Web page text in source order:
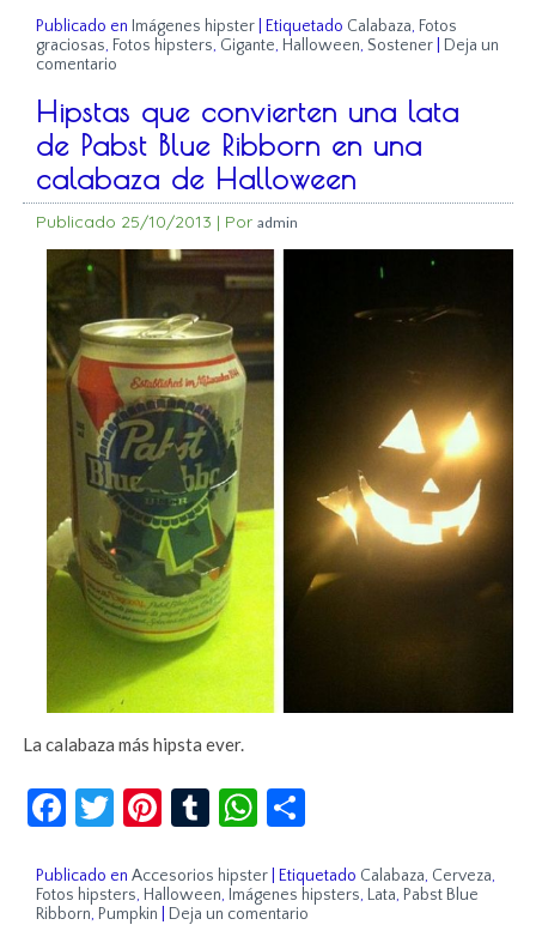
Publicado en Imágenes hipster Etiquetado Calabaza, Fotos
graciosas, Fotos hipsters, Gigante, Halloween, Sostener
Deja un
comentario
Hipstas que convierten una lata
de Pabst Blue Ribborn en una
calabaza de Halloween
Publicado 25/10/2013 | Por admin
La calabaza más hipsta ever.
Facebook
Twitter
Pinterest
TumblrWhatsApp
Publicado en Accesorios hipster Etiquetado Calabaza, Cerveza,
Fotos hipsters, Halloween, Imágenes hipsters, Lata, Pabst Blue
Ribborn, Pumpkin Deja un comentario